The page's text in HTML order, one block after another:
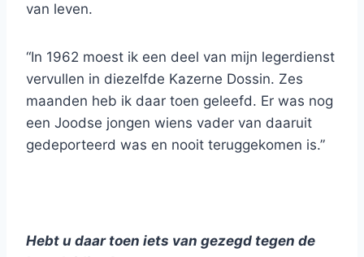
van leven.
“In 1962 moest ik een deel van mijn legerdienst
vervullen in diezelfde Kazerne Dossin. Zes
maanden heb ik daar toen geleefd. Er was nog
een Joodse jongen wiens vader van daaruit
gedeporteerd was en nooit teruggekomen is.”
Hebt u daar toen iets van gezegd tegen de